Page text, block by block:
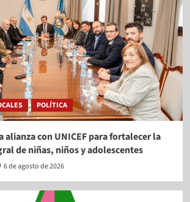
POLÍTICA
alianza con UNICEF para fortalecer la
de niñas, niños y adolescentes
6 de agosto de 2026